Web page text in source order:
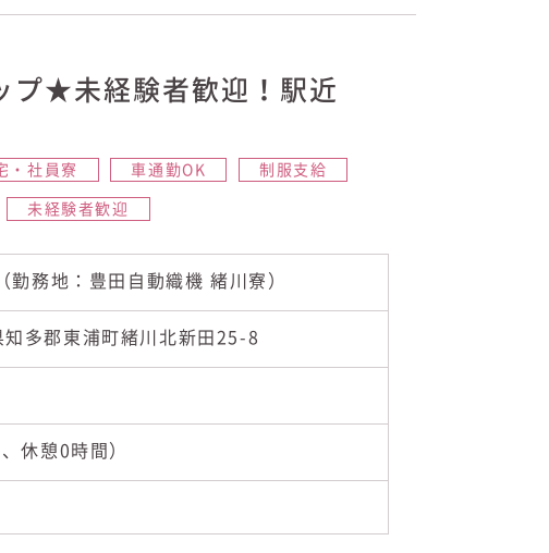
プ★未経験者歓迎！駅近
・社員寮 車通勤OK 制服支給
未経験者歓迎
勤務地：豊田自動織機 緒川寮）
多郡東浦町緒川北新田25-8
休憩0時間）